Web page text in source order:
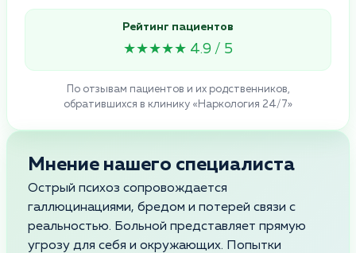
Рейтинг пациентов
★★★★★ 4.9 / 5
По отзывам пациентов и их родственников,
обратившихся в клинику «Наркология 24/7»
Мнение нашего специалиста
Острый психоз сопровождается
галлюцинациями, бредом и потерей связи с
реальностью. Больной представляет прямую
угрозу для себя и окружающих. Попытки